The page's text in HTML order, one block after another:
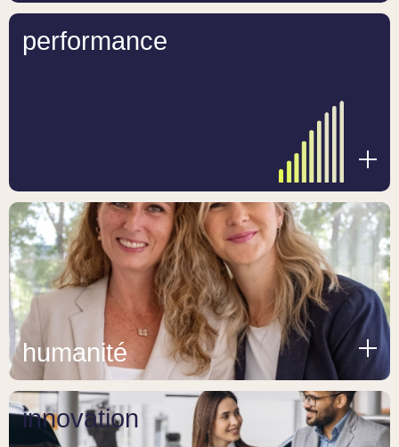
performance
humanité
innovation